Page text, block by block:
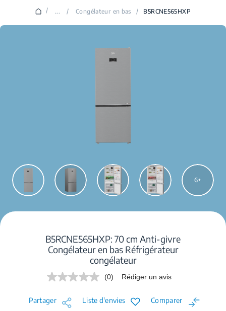
/ ... / Congélateur en bas / B5RCNE565HXP
6
B5RCNE565HXP: 70 cm Anti-givre
Congélateur en bas Réfrigérateur
congélateur
Aucune
de
notation.
(0) Rédiger un avis
Partager Liste d'envies Comparer